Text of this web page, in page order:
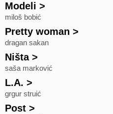
Modeli >
miloš bobić
Pretty woman >
dragan sakan
Ništa>
saša marković
L.A. >
grgur struić
Post >